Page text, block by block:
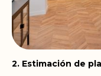
2. Estimación de